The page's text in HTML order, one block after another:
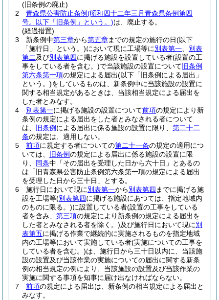
(旧条例の廃止)
2
青森県公害防止条例(昭和四十二年三月青森県条例第四
号。以下「旧条例」という。)は、廃止する。
(経過措置)
3
新条例中第三章から第五章までの規定の施行の日(以下
「施行日」という。)において現に工場等に別表第一
別表
第二及び別表第四に掲げる施設を設置している者(設置の工
事をしている者を含む。)で当該施設の設置について 旧条例
第六条第一項の規定による届出(以下「旧条例による届出」
という。)をしているものは、新条例中に当該施設の設置に
関する相当規定があるときは、当該相当規定による届出を
した者とみなす。
4
別表第一に掲げる施設の設置について前項の規定により新
条例の規定による届出をした者とみなされる者について
は、
旧条例 による届出に係る施設の設置に限り、 第二十二
条の規定は、適用しない。
5
前項に規定する者についての第二十一条の規定の適用につ
いては、
旧条例の規定による届出に係る施設の設置に限
り、 同条中「その届出を受理した日から六十日」とあるの
は「旧青森県公害防止条例第六条第一項の規定による届出
を受理した日から三十日」とする。
6
施行日において現に別表第一から別表第四 までに掲げる施
設を工場等(別表第四に掲げる施設にあつては、指定地域内
のものに限る。)に設置している者(設置の工事をしている
者を含み、 第三項の規定により新条例の規定による届出を
した者とみなされる者を除く。)及び施行日において現に別
表第五に掲げる作業で継続的に実施されるものを指定地域
内の工場等において実施している者(実施についての工事を
している者を含む。)は、施行日から三十日以内に、当該施
設の設置及び当該作業の実施についての届出に関する新条
例の相当規定の例により、当該施設の設置及び当該作業の
実施に関する事項を知事に届け出なければならない。
7
前項の規定による届出は、新条例の相当規定による届出と
みなす。